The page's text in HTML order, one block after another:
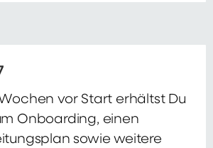
vor Start erhältst Du
Onboarding, einen
sowie weitere